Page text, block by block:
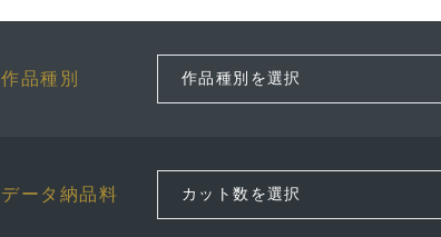
作品種別
データ納品料